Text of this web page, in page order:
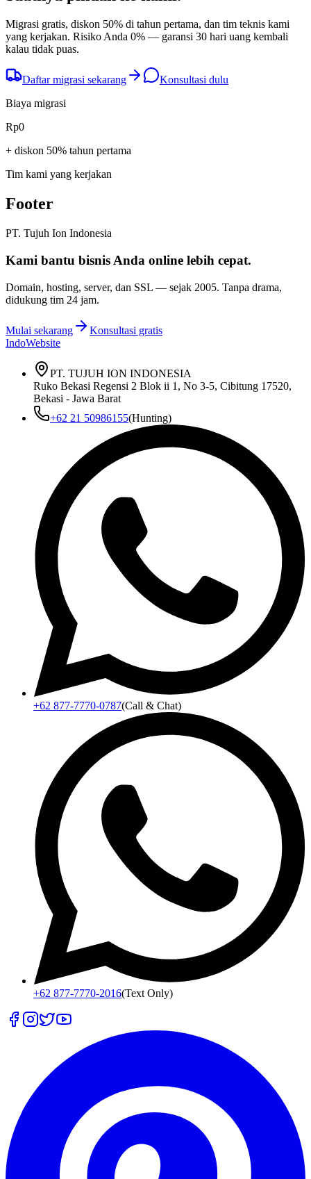
Migrasi gratis, diskon 50% di tahun pertama, dan tim teknis kami
yang kerjakan. Risiko Anda 0% — garansi 30 hari uang kembali
kalau tidak puas.
Daftar migrasi sekarang
Konsultasi dulu
Biaya migrasi
Rp0
+ diskon 50% tahun pertama
Tim kami yang kerjakan
Footer
PT. Tujuh Ion Indonesia
Kami bantu bisnis Anda online lebih cepat.
Domain, hosting, server, dan SSL — sejak 2005. Tanpa drama,
didukung tim 24 jam.
Mulai sekarang
Konsultasi gratis
IndoWebsite
PT. TUJUH ION INDONESIA
Ruko Bekasi Regensi 2 Blok ii 1, No 3-5, Cibitung 17520,
Bekasi - Jawa Barat
+62 21 50986155(Hunting)
+62 877-7770-0787(Call & Chat)
+62 877-7770-2016(Text Only)